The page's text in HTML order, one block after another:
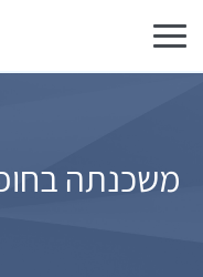
Toggle
navigation
משכנתה